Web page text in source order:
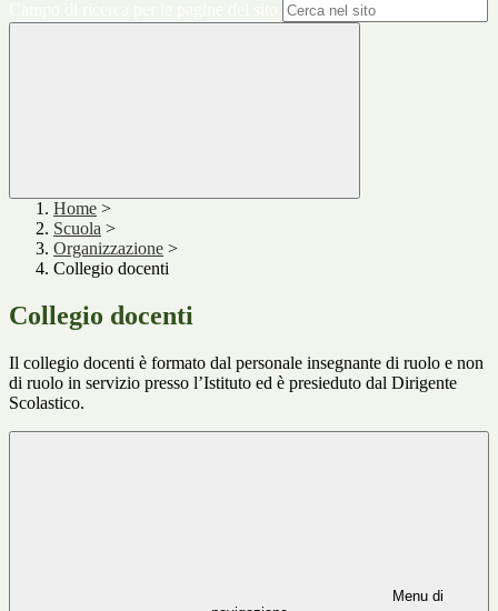
Home >
Scuola >
Organizzazione >
Collegio docenti
Collegio docenti
Il collegio docenti è formato dal personale insegnante di ruolo e non
di ruolo in servizio presso l’Istituto ed è presieduto dal Dirigente
Scolastico.
Menu di